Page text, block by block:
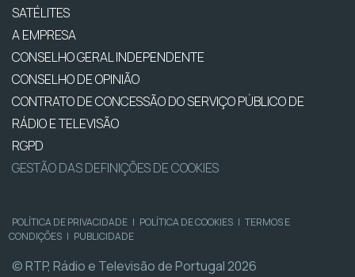
SATÉLITES
A EMPRESA
CONSELHO GERAL INDEPENDENTE
CONSELHO DE OPINIÃO
CONTRATO DE CONCESSÃO DO SERVIÇO PÚBLICO DE
RÁDIO E TELEVISÃO
RGPD
GESTÃO DAS DEFINIÇÕES DE COOKIES
POLÍTICA DE PRIVACIDADE | POLÍTICA DE COOKIES | TERMOS E
CONDIÇÕES | PUBLICIDADE
© RTP, Rádio e Televisão de Portugal 2026